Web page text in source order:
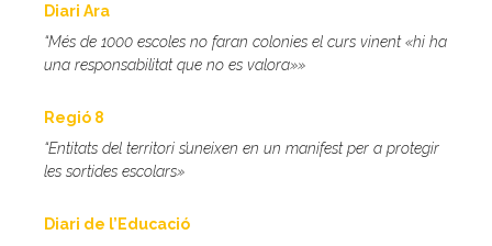
Diari Ara
“Més de 1000 escoles no faran colonies el curs vinent «hi ha
una responsabilitat que no es valora»»
Regió 8
“Entitats del territori s’uneixen en un manifest per a protegir
les sortides escolars»
Diari de l’Educació